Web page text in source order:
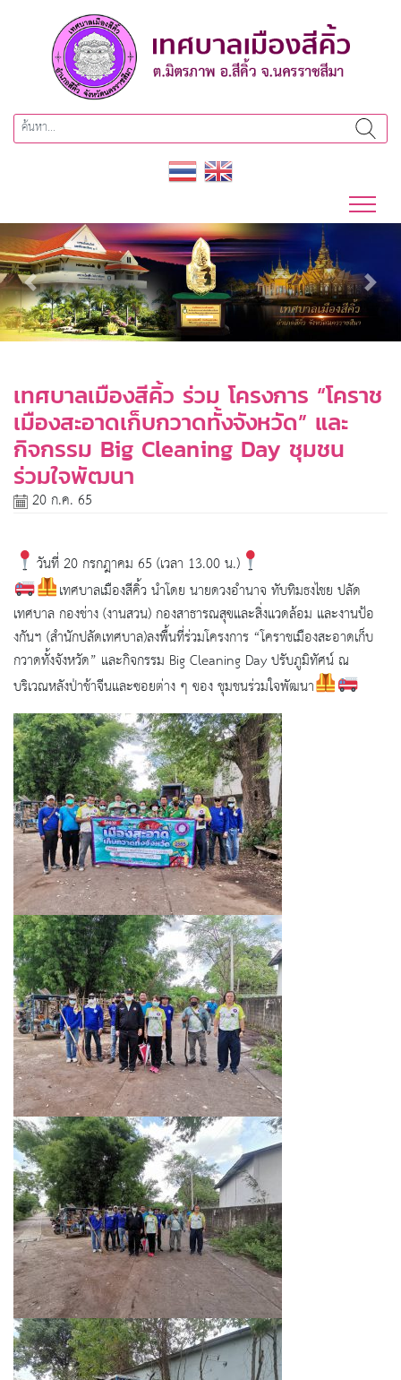
Previous Next
เทศบาลเมืองสีคิ้ว ร่วม โครงการ “โคราช
เมืองสะอาดเก็บกวาดทั้งจังหวัด” และ
กิจกรรม Big Cleaning Day ชุมชน
ร่วมใจพัฒนา
20 ก.ค. 65
วันที่ 20 กรกฎาคม 65 (เวลา 13.00 น.)
เทศบาลเมืองสีคิ้ว นำโดย นายดวงอำนาจ ทับทิมธงไชย ปลัด
เทศบาล กองช่าง (งานสวน) กองสาธารณสุขและสิ่งแวดล้อม และงานป้อ
งกันฯ (สำนักปลัดเทศบาล)​ลงพื้นที่ร่วมโครงการ “โคราชเมืองสะอาดเก็บ
กวาดทั้งจังหวัด” และกิจกรรม Big Cleaning Day ปรับภูมิทัศน์ ณ
บริเวณหลังป่าช้าจีนและซอยต่าง ๆ ของ ชุมชนร่วมใจพัฒนา